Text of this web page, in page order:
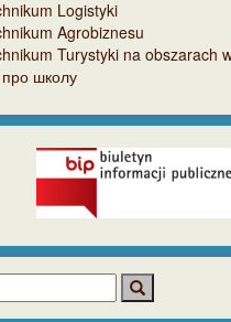
Logistyki
Agrobiznesu
Turystyki na obszarach
школу